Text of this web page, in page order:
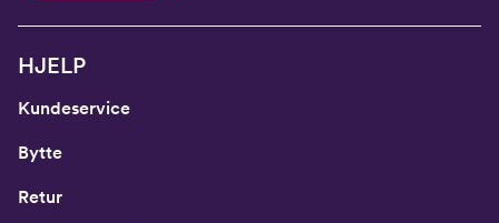
HJELP
Kundeservice
Bytte
Retur